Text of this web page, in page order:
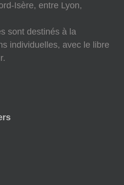
Isère, entre Lyon,
sont destinés à la
individuelles, avec le libre